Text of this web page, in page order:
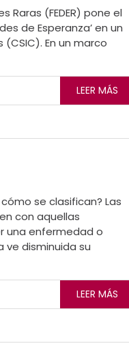
Raras (FEDER) pone el
de Esperanza’ en un
En un marco
LEER MÁS
se clasifican? Las
con aquellas
una enfermedad o
ve disminuida su
LEER MÁS